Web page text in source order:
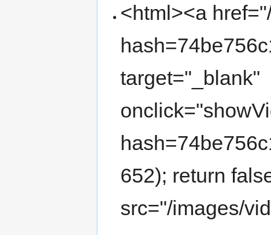
<html><a
target="_blank"
652); return
src="/images/